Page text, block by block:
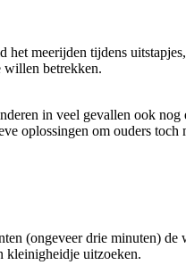
meerijden tijdens
willen betrekken.
in veel gevallen ook
oplossingen om ouders
(ongeveer drie minuten)
kleinigheidje uitzoeken.